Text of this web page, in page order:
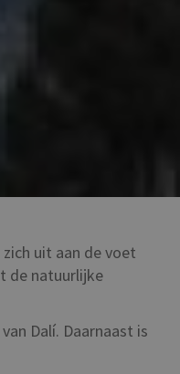
uit aan de voet
de natuurlijke
Dalí. Daarnaast is